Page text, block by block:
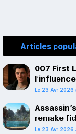
Articles
007 First
Le 23 Avr 2026
remake
juillet sur
Le 23 Avr 2026